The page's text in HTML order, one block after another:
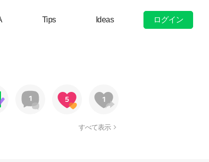
Tips Ideas ログイン
すべて表示